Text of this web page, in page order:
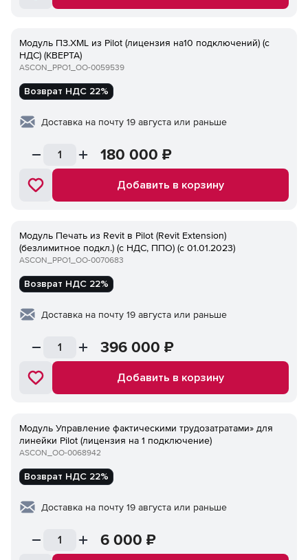
Модуль ПЗ.XML из Pilot (лицензия на10 подключений) (с
НДС) (КВЕРТА)
ASCON_PPO1_ОО-0059539
Возврат НДС 22%
Доставка на почту 19 августа или раньше
180 000 ₽
Добавить в корзину
Модуль Печать из Revit в Pilot (Revit Extension)
(безлимитное подкл.) (с НДС, ППО) (с 01.01.2023)
ASCON_PPO1_ОО-0070683
Возврат НДС 22%
Доставка на почту 19 августа или раньше
396 000 ₽
Добавить в корзину
Модуль Управление фактическими трудозатратами» для
линейки Pilot (лицензия на 1 подключение)
ASCON_ОО-0068942
Возврат НДС 22%
Доставка на почту 19 августа или раньше
6 000 ₽